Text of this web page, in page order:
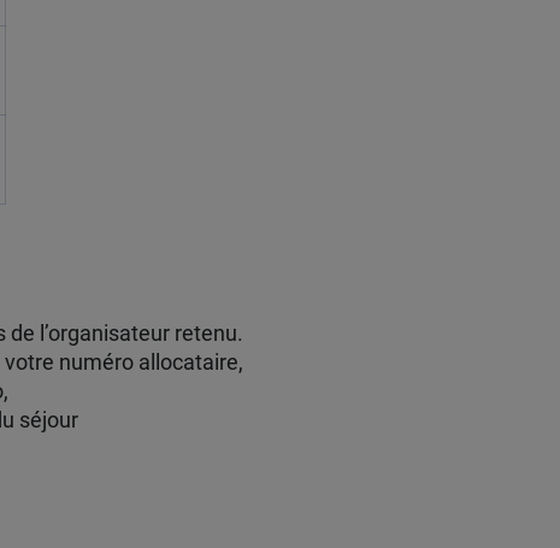
l’organisateur retenu.
numéro allocataire,
séjour